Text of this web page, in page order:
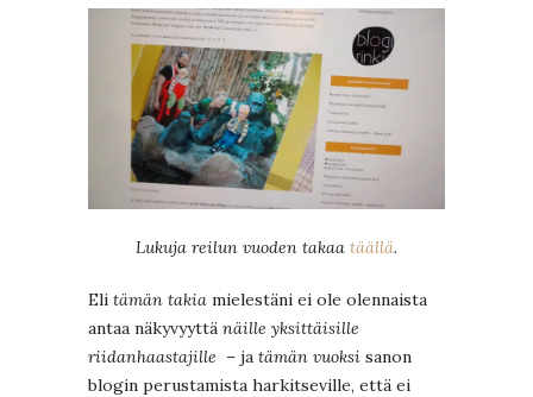
Lukuja reilun vuoden takaa täällä.
Eli tämän takia mielestäni ei ole olennaista
antaa näkyvyyttä näille yksittäisille
riidanhaastajille – ja tämän vuoksi sanon
blogin perustamista harkitseville, että ei